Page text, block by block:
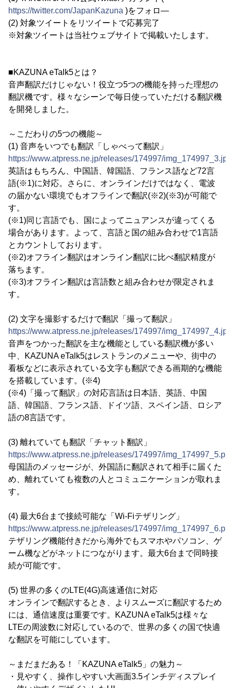
https://twitter.com/JapanKazuna )をフォロ―
(2) 対象ツイートをリツイートで応募完了
※対象ツイートは当社ウェブサイトで掲載いたします。
■KAZUNA eTalk5とは？
音声翻訳だけじゃない！役立つ5つの機能を持った理想の
翻訳機です。様々なシーンで毎日使っていただける翻訳機
を開発しました。
～こだわりの5つの機能～
(1) 音声をいつでも翻訳「しゃべって翻訳」
https://www.atpress.ne.jp/releases/174997/
英語はもちろん、中国語、韓国語、フランス語など72言
語(※1)に対応。さらに、オンラインだけではなく、電波
の届かない環境でもオフラインで翻訳(※2)(※3)が可能で
す。
(※1)同じ言語でも、国によってニュアンスが違ってくる
場合があります。よって、言語と国の組み合わせで1言語
とカウントしております。
(※2)オフライン翻訳はオンライン翻訳に比べ翻訳精度が
落ちます。
(※3)オフライン翻訳は言語数と組み合わせが限定されま
す。
(2) 文字を撮影するだけで翻訳「撮って翻訳」
https://www.atpress.ne.jp/releases/174997/
音声をつかった翻訳を主な機能としている翻訳機が多い
中、KAZUNA eTalk5はレストランのメニューや、街中の
看板などに表示されている文字も翻訳できる画期的な機能
を搭載しています。(※4)
(※4)「撮って翻訳」の対応言語は日本語、英語、中国
語、韓国語、フランス語、ドイツ語、スペイン語、ロシア
語の8言語です。
(3) 離れていても翻訳「チャット翻訳」
https://www.atpress.ne.jp/releases/174997/
母国語のメッセージが、外国語に翻訳されて相手に届くた
め、離れていても複数の人とコミュニケーションが取れま
す。
(4) 最大6台まで接続可能な「Wi-Fiテザリング」
https://www.atpress.ne.jp/releases/174997/
テザリング機能付きだから海外でもスマホやパソコン、ゲ
ーム機などがネットにつながります。最大6台まで同時接
続が可能です。
(5) 世界の多くのLTE(4G)高速通信に対応
オンラインで翻訳するとき、よりスムーズに翻訳するため
には、通信速度は重要です。KAZUNA eTalk5は様々な
LTEの周波数に対応しているので、世界の多くの国で快適
な翻訳を可能にしています。
～まだまだある！「KAZUNA eTalk5」の魅力～
・見やすく、操作しやすい大画面3.5インチディスプレイ